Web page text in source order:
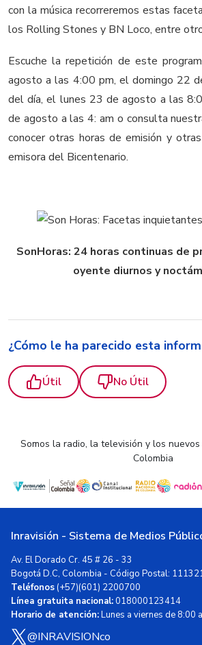
con la música recorreremos estas
los Rolling Stones y BN Loco, entre
Escuche la repetición de este
agosto a las 4:00 pm, el domingo 22
del día, el lunes 23 de agosto a las
de agosto a las 4: am o consulta
conocer otras horas de emisión y
emisora del Bicentenario.
SonHoras: 24 horas continuas de
oyente diurnos y
¿Cómo le ha parecido esta
Útil No Útil
Somos la radio, la televisión y los
Colombia
Inravisión - Sistema de Medios
Av. El Dorado Cr. 45 # 26 - 33
Bogotá D.C, Colombia - Código Postal:
Teléfonos(+57)(601) 2200700
Línea gratuita nacional:018000123414
Horario de atención:Lunes a viernes de 8:00
@INRAVISIONco